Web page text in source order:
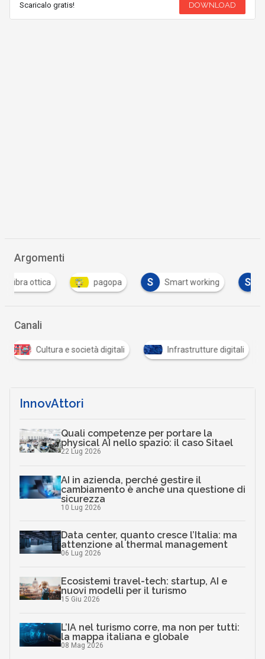
Scaricalo gratis! DOWNLOAD
Argomenti
pagopa S Smart working S suap
Canali
Cultura e società digitali Infrastrutture digitali
InnovAttori
Quali competenze per portare la
physical AI nello spazio: il caso Sitael
22 Lug 2026
AI in azienda, perché gestire il
cambiamento è anche una questione di
sicurezza
10 Lug 2026
Data center, quanto cresce l’Italia: ma
attenzione al thermal management
06 Lug 2026
Ecosistemi travel-tech: startup, AI e
nuovi modelli per il turismo
15 Giu 2026
L’IA nel turismo corre, ma non per tutti:
la mappa italiana e globale
08 Mag 2026